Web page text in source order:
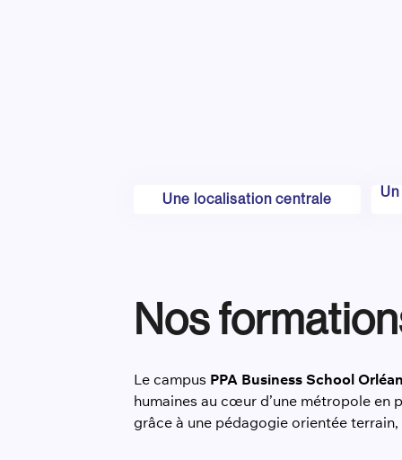
Une localisation centrale
Nos
Le campus PPA Business School
humaines au cœur d’une métropole
grâce à une pédagogie orientée